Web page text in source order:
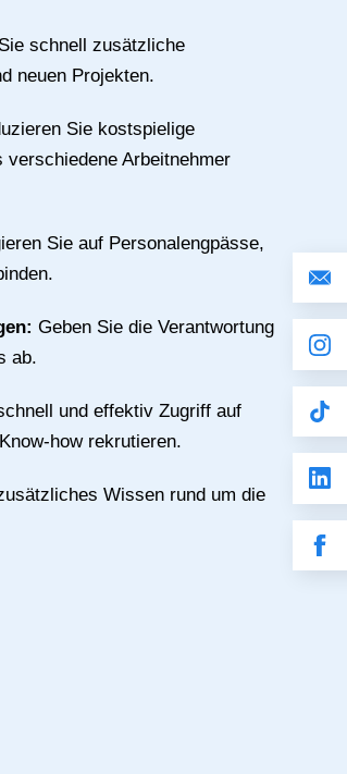
schnell zusätzliche
neuen Projekten.
Sie kostspielige
Arbeitnehmer
Sie auf Personalengpässe,
Geben Sie die Verantwortung
ab.
und effektiv Zugriff auf
how rekrutieren.
Wissen rund um die